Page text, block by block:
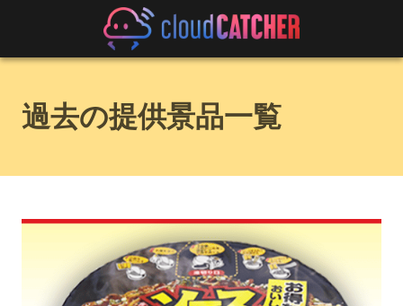
過去の提供景品一覧